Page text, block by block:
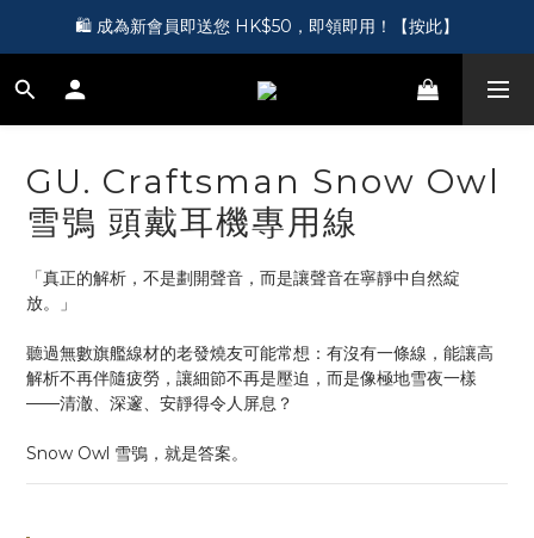
🎵 第一次接觸訂製耳機？歡迎到 Showroom 免費體驗【按此】
🛍️ 成為新會員即送您 HK$50，即領即用！【按此】
🎵 第一次接觸訂製耳機？歡迎到 Showroom 免費體驗【按此】
GU. Craftsman Snow Owl
雪鴞 頭戴耳機專用線
「真正的解析，不是劃開聲音，而是讓聲音在寧靜中自然綻
放。」
聽過無數旗艦線材的老發燒友可能常想：有沒有一條線，能讓高
解析不再伴隨疲勞，讓細節不再是壓迫，而是像極地雪夜一樣
——清澈、深邃、安靜得令人屏息？
Snow Owl 雪鴞，就是答案。